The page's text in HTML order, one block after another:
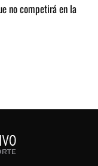
no competirá en la